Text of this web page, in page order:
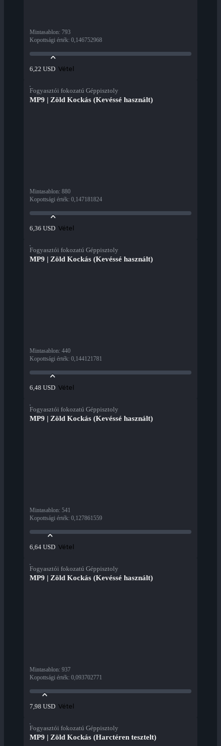
Mintasablon: 793
Kopottsági érték: 0,146752968
6,22 USD Vétel
Fogyasztói fokozatú Géppisztoly
MP9 | Zöld Kockás (Kevéssé használt)
Mintasablon: 880
Kopottsági érték: 0,147181824
6,36 USD Vétel
Fogyasztói fokozatú Géppisztoly
MP9 | Zöld Kockás (Kevéssé használt)
Mintasablon: 440
Kopottsági érték: 0,144121781
6,48 USD Vétel
Fogyasztói fokozatú Géppisztoly
MP9 | Zöld Kockás (Kevéssé használt)
Mintasablon: 541
Kopottsági érték: 0,127861559
6,64 USD Vétel
Fogyasztói fokozatú Géppisztoly
MP9 | Zöld Kockás (Kevéssé használt)
Mintasablon: 937
Kopottsági érték: 0,093702771
7,98 USD Vétel
Fogyasztói fokozatú Géppisztoly
MP9 | Zöld Kockás (Harctéren tesztelt)